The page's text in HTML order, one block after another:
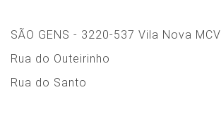
SÃO GENS - 3220-537 Vila Nova MCV
Rua do Outeirinho
Rua do Santo